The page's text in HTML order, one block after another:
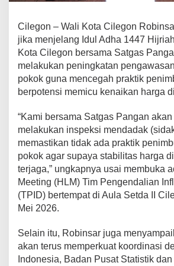
r
g
a
J
e
a
n
I
d
u
l
A
d
h
a
7
H
,
Cilegon – Wali Kota Cilegon
jika menjelang Idul Adha 1447
Kota Cilegon bersama Satgas
melakukan peningkatan
pokok guna mencegah praktik
berpotensi memicu kenaikan harga
“Kami bersama Satgas Pangan
melakukan inspeksi mendadak
memastikan tidak ada praktik
pokok agar supaya stabilitas harga
terjaga,” ungkapnya usai membuka
Meeting (HLM) Tim Pengendalian
(TPID) bertempat di Aula Setda II
Mei 2026.
Selain itu, Robinsar juga
akan terus memperkuat koordinasi
Indonesia, Badan Pusat Statistik